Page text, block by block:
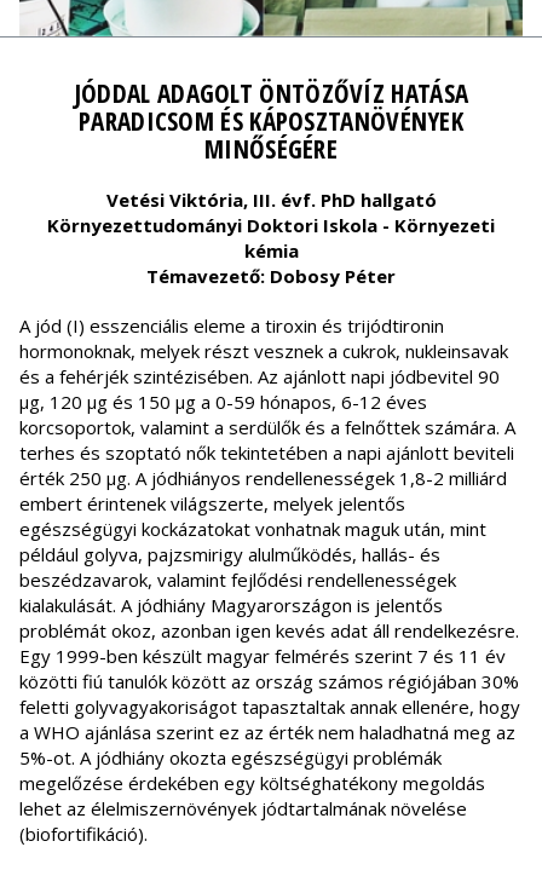
JÓDDAL ADAGOLT ÖNTÖZŐVÍZ HATÁSA
PARADICSOM ÉS KÁPOSZTANÖVÉNYEK
MINŐSÉGÉRE
Vetési Viktória, III. évf. PhD hallgató
Környezettudományi Doktori Iskola - Környezeti
kémia
Témavezető: Dobosy Péter
A jód (I) esszenciális eleme a tiroxin és trijódtironin
hormonoknak, melyek részt vesznek a cukrok, nukleinsavak
és a fehérjék szintézisében. Az ajánlott napi jódbevitel 90
µg, 120 µg és 150 µg a 0-59 hónapos, 6-12 éves
korcsoportok, valamint a serdülők és a felnőttek számára. A
terhes és szoptató nők tekintetében a napi ajánlott beviteli
érték 250 µg. A jódhiányos rendellenességek 1,8-2 milliárd
embert érintenek világszerte, melyek jelentős
egészségügyi kockázatokat vonhatnak maguk után, mint
például golyva, pajzsmirigy alulműködés, hallás- és
beszédzavarok, valamint fejlődési rendellenességek
kialakulását. A jódhiány Magyarországon is jelentős
problémát okoz, azonban igen kevés adat áll rendelkezésre.
Egy 1999-ben készült magyar felmérés szerint 7 és 11 év
közötti fiú tanulók között az ország számos régiójában 30%
feletti golyvagyakoriságot tapasztaltak annak ellenére, hogy
a WHO ajánlása szerint ez az érték nem haladhatná meg az
5%-ot. A jódhiány okozta egészségügyi problémák
megelőzése érdekében egy költséghatékony megoldás
lehet az élelmiszernövények jódtartalmának növelése
(biofortifikáció).